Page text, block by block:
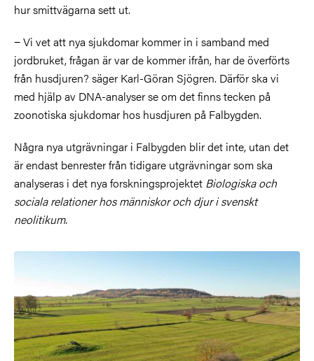
hur smittvägarna sett ut.
−Vi vet att nya sjukdomar kommer in i samband med
jordbruket, frågan är var de kommer ifrån, har de överförts
från husdjuren? säger Karl-Göran Sjögren. Därför ska vi
med hjälp av DNA-analyser se om det finns tecken på
zoonotiska sjukdomar hos husdjuren på Falbygden.
Några nya utgrävningar i Falbygden blir det inte, utan det
är endast benrester från tidigare utgrävningar som ska
analyseras i det nya forskningsprojektet Biologiska och
sociala relationer hos människor och djur i svenskt
neolitikum.
Bild